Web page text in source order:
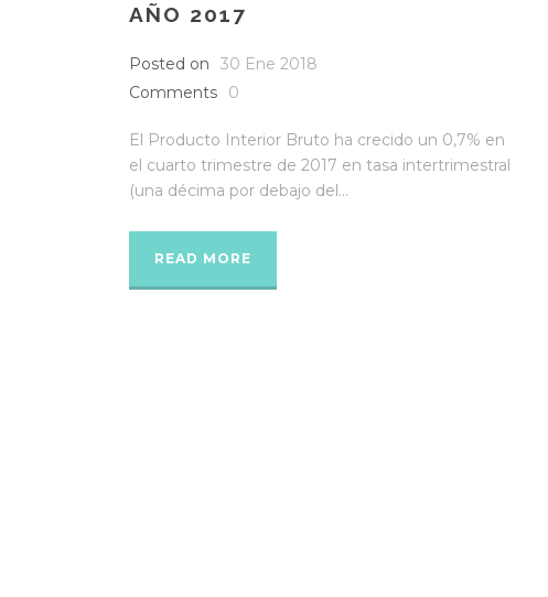
AÑO 2017
Posted on
30 Ene 2018
Comments
0
El Producto Interior Bruto ha crecido un 0,7% en
el cuarto trimestre de 2017 en tasa intertrimestral
(una décima por debajo del...
READ MORE